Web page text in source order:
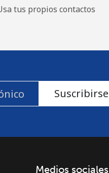
tus propios contactos
Suscribirse
Medios sociales